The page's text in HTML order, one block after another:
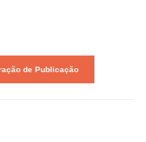
de Publicação